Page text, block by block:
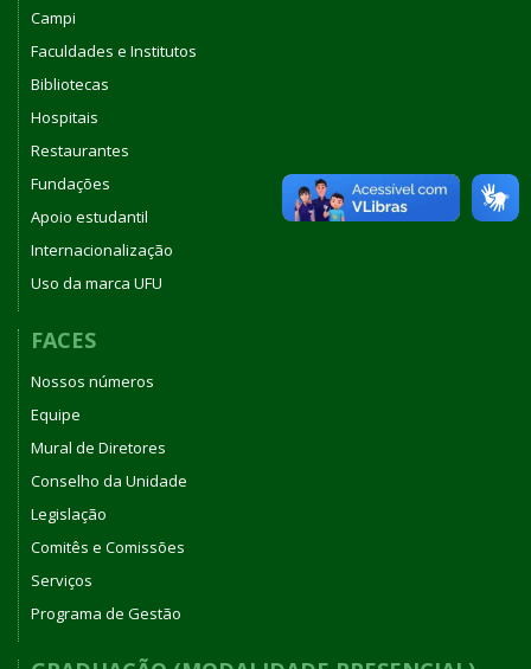
Campi
Faculdades e Institutos
Bibliotecas
Hospitais
Restaurantes
Fundações
Apoio estudantil
Internacionalização
Uso da marca UFU
FACES
Nossos números
Equipe
Mural de Diretores
Conselho da Unidade
Legislação
Comitês e Comissões
Serviços
Programa de Gestão